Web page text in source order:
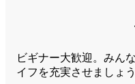
ビギナー大歓迎。みん
イフを充実させましょう